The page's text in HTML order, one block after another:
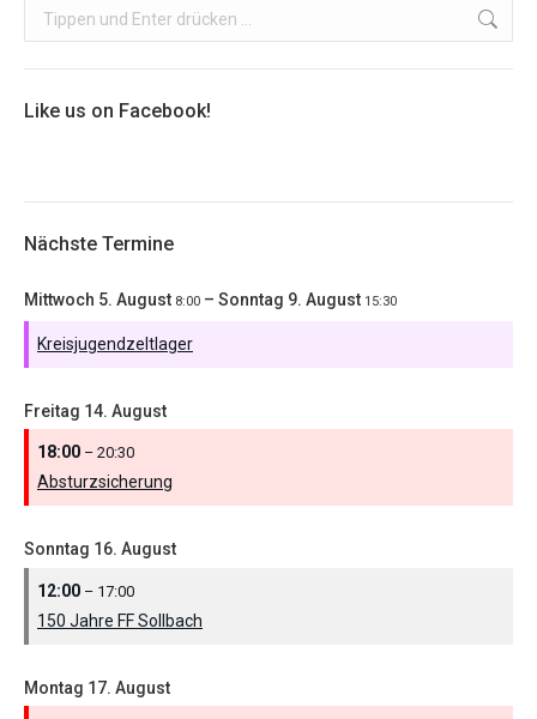
Search:
Like us on Facebook!
Nächste Termine
Mittwoch 5. August 8:00 – Sonntag 9. August 15:30
Kreisjugendzeltlager
Freitag 14. August
18:00 – 20:30
Absturzsicherung
Sonntag 16. August
12:00 – 17:00
150 Jahre FF Sollbach
Montag 17. August